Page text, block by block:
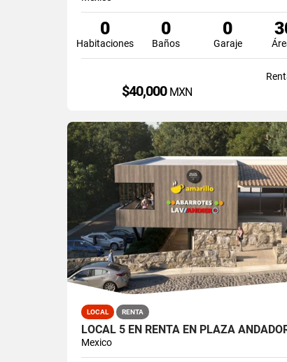
0
Habitaciones
0
Baños
0
Garaje
$40,000 MXN
LOCAL RENTA
Mexico